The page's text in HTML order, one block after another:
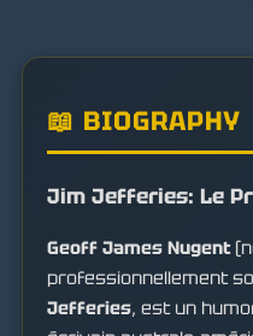
📖 BIOGRAPHY
Jim Jefferies: Le
Geoff James Nugent
professionnellement
Jefferies, est un